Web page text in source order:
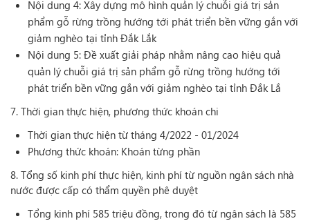
Nội dung 4: Xây dựng mô hình quản lý chuỗi giá trị sản
phẩm gỗ rừng trồng hướng tới phát triển bền vững gắn với
giảm nghèo tại tỉnh Đắk Lắk
Nội dung 5: Đề xuất giải pháp nhằm nâng cao hiệu quả
quản lý chuỗi giá trị sản phẩm gỗ rừng trồng hướng tới
phát triển bền vững gắn với giảm nghèo tại tỉnh Đắk Lắ
7. Thời gian thực hiện, phương thức khoán chi
Thời gian thực hiện từ tháng 4/2022 - 01/2024
Phương thức khoán: Khoán từng phần
8. Tổng số kinh phí thực hiện, kinh phí từ nguồn ngân sách nhà
nước được cấp có thẩm quyền phê duyệt
Tổng kinh phí 585 triệu đồng, trong đó từ ngân sách là 585